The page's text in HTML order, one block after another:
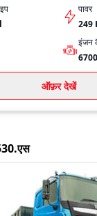
पावर
249
इंजन
6700
ऑफ़र देखें